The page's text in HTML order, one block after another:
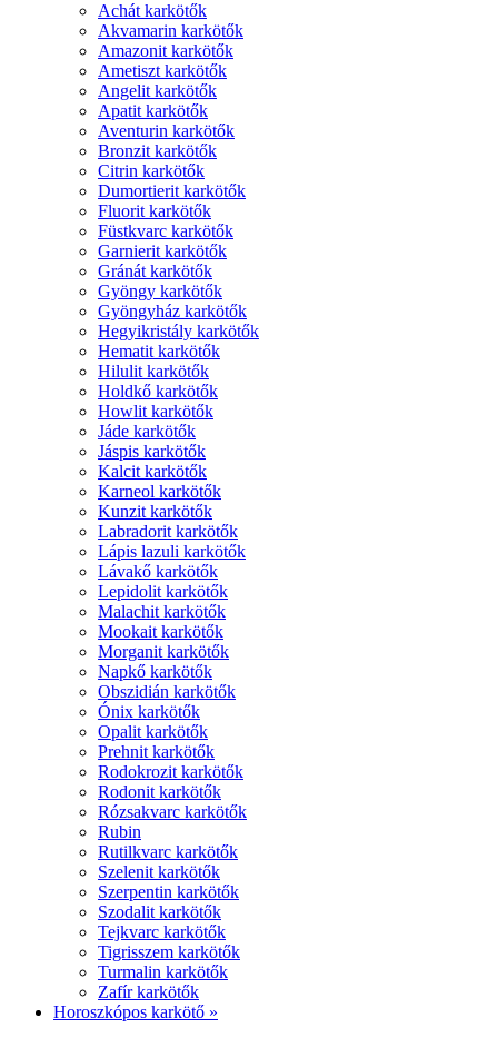
Achát karkötők
Akvamarin karkötők
Amazonit karkötők
Ametiszt karkötők
Angelit karkötők
Apatit karkötők
Aventurin karkötők
Bronzit karkötők
Citrin karkötők
Dumortierit karkötők
Fluorit karkötők
Füstkvarc karkötők
Garnierit karkötők
Gránát karkötők
Gyöngy karkötők
Gyöngyház karkötők
Hegyikristály karkötők
Hematit karkötők
Hilulit karkötők
Holdkő karkötők
Howlit karkötők
Jáde karkötők
Jáspis karkötők
Kalcit karkötők
Karneol karkötők
Kunzit karkötők
Labradorit karkötők
Lápis lazuli karkötők
Lávakő karkötők
Lepidolit karkötők
Malachit karkötők
Mookait karkötők
Morganit karkötők
Napkő karkötők
Obszidián karkötők
Ónix karkötők
Opalit karkötők
Prehnit karkötők
Rodokrozit karkötők
Rodonit karkötők
Rózsakvarc karkötők
Rubin
Rutilkvarc karkötők
Szelenit karkötők
Szerpentin karkötők
Szodalit karkötők
Tejkvarc karkötők
Tigrisszem karkötők
Turmalin karkötők
Zafír karkötők
Horoszkópos karkötő »